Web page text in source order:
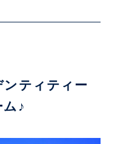
ンティティー
♪